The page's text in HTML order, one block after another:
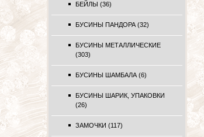
БЕЙЛЫ (36)
БУСИНЫ ПАНДОРА (32)
БУСИНЫ МЕТАЛЛИЧЕСКИЕ
(303)
БУСИНЫ ШАМБАЛА (6)
БУСИНЫ ШАРИК, УПАКОВКИ
(26)
ЗАМОЧКИ (117)